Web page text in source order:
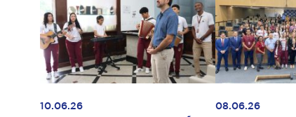
10.06.26 08.06.26